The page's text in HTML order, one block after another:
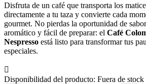
Disfruta de un café que transporta los
directamente a tu taza y convierte cada
gourmet. No pierdas la oportunidad de
aromático y fácil de preparar: el Café
Nespresso está listo para transformar tus
especiales.

Disponibilidad del producto: Fuera de stock